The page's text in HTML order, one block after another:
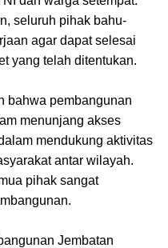
seluruh pihak bahu-
agar dapat selesai
yang telah ditentukan.
bahwa pembangunan
menunjang akses
mendukung aktivitas
antar wilayah.
pihak sangat
Jembatan